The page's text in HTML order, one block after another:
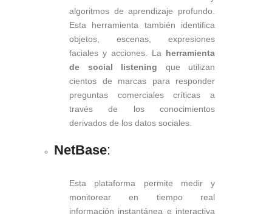
algoritmos de aprendizaje profundo.
Esta herramienta también identifica
objetos, escenas, expresiones
faciales y acciones. La herramienta
de social listening que utilizan
cientos de marcas para responder
preguntas comerciales críticas a
través de los conocimientos
derivados de los datos sociales.
NetBase:
Esta plataforma permite medir y
monitorear en tiempo real
información instantánea e interactiva